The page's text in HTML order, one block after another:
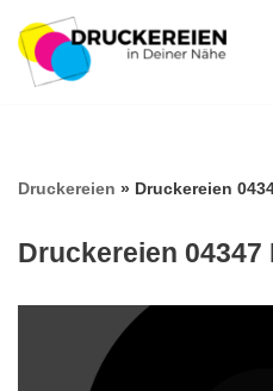
Zum
Inhalt
Druckereien » Druckereien
Druckereien 04347